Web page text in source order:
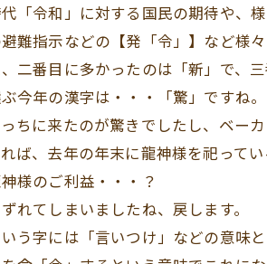
「令和」に対する国民の期待や、
難指示などの【発「令」】など様
二番目に多かったのは「新」で、
今年の漢字は・・・「驚」ですね。
ちに来たのが驚きでしたし、ベー
ば、去年の年末に龍神様を祀って
様のご利益・・・？
れてしまいましたね、戻します。
いう字には「言いつけ」などの意味